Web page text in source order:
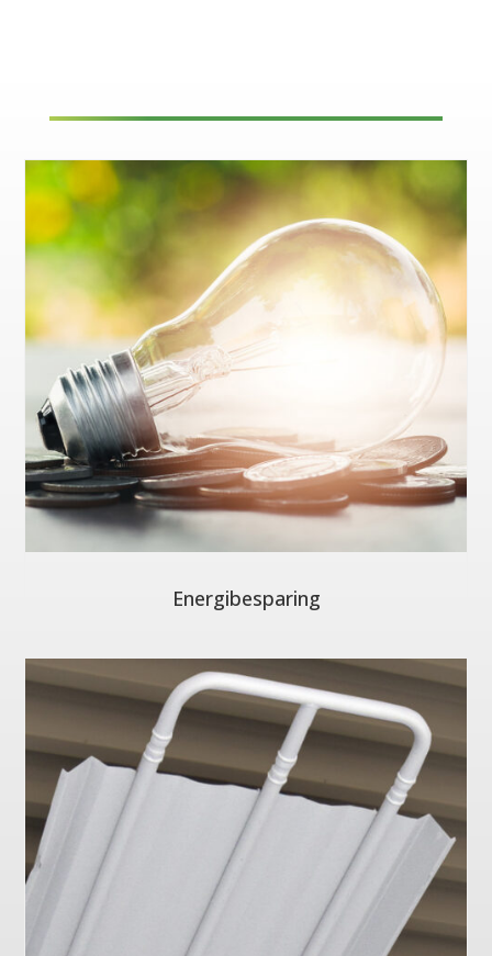
Energibesparing